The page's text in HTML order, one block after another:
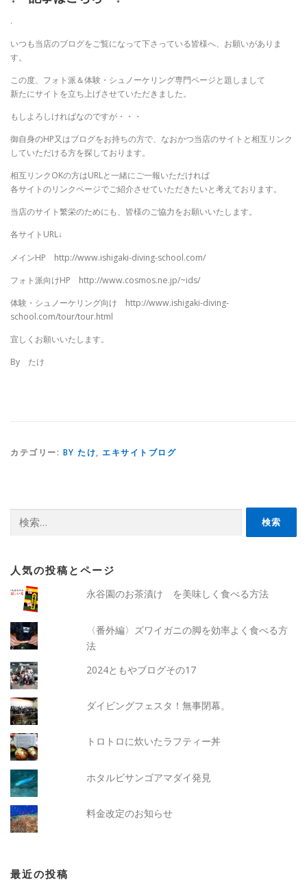
.
いつも当店のブログをご覧になって下さっている皆様へ、お願いがありま
す。
この度、フォト派＆体験・シュノーケリング専門ページと題しまして
新たにサイトを立ち上げさせていただきました。
もしよろしければなのですが・・・
御自身のHP又はブログをお持ちの方で、なおかつ当店のサイトと相互リンク
していただける方を探しております。
相互リンクOKの方はURLと一緒にご一報いただければ
各サイトのリンクページでご紹介させていただきたいと考えております。
当店のサイト繁栄のためにも、皆様のご協力をお願いいたします。
各サイトURL↓
メインHP http://www.ishigaki-diving-school.com/
フォト派向けHP http://www.cosmos.ne.jp/~ids/
体験・シュノーケリング向け http://www.ishigaki-diving-
school.com/tour/tour.html
宜しくお願いいたします。
By たけ
カテゴリー: BY たけ, エキサイトブログ
索:
人気の投稿とページ
永谷園のお茶漬け を美味しく食べる方法
〈番外編〉ズワイガニの脚を効率よく食べる方
法
2024ともやブログその17
ダイビングフェスタ！無事閉幕。
トロトロに炊いたラフティー丼
ホタルビサンゴアマダイ発見
料金改定のお知らせ
最近の投稿